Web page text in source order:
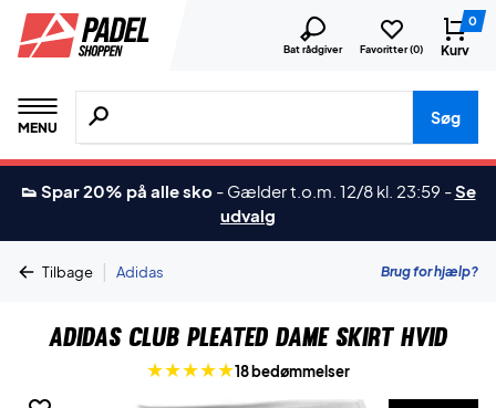
Bat rådgiver Favoritter (0)
0
Kurv
MENU
Søg efter produkter, mærker etc.
Søg
👟 Spar 20% på alle sko - Gælder t.o.m. 12/8 kl. 23:59 -Se
udvalg
Tilbage | Adidas Brug for hjælp?
Adidas Club Pleated Dame Skirt Hvid
18 bedømmelser